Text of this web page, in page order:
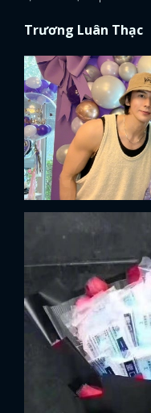
FACEBOOK
Trương Luân Thạc